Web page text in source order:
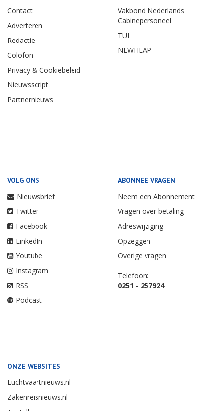
Contact
Adverteren
Redactie
Colofon
Privacy & Cookiebeleid
Nieuwsscript
Partnernieuws
Vakbond Nederlands
Cabinepersoneel
TUI
NEWHEAP
VOLG ONS
Nieuwsbrief
Twitter
Facebook
LinkedIn
Youtube
Instagram
RSS
Podcast
ABONNEE VRAGEN
Neem een Abonnement
Vragen over betaling
Adreswijziging
Opzeggen
Overige vragen
Telefoon:
0251 - 257924
ONZE WEBSITES
Luchtvaartnieuws.nl
Zakenreisnieuws.nl